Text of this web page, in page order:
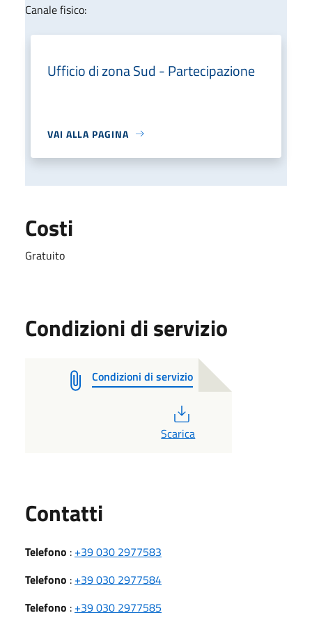
Canale fisico:
Ufficio di zona Sud - Partecipazione
VAI ALLA PAGINA
Costi
Gratuito
Condizioni di servizio
Condizioni di servizio
Scarica
Contatti
Telefono : +39 030 2977583
Telefono : +39 030 2977584
Telefono : +39 030 2977585